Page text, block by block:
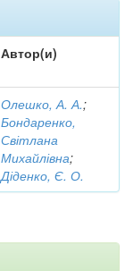
Автор(и)
Олешко, А. А.;
Бондаренко,
Світлана
Михайлівна;
Діденко, Є. О.